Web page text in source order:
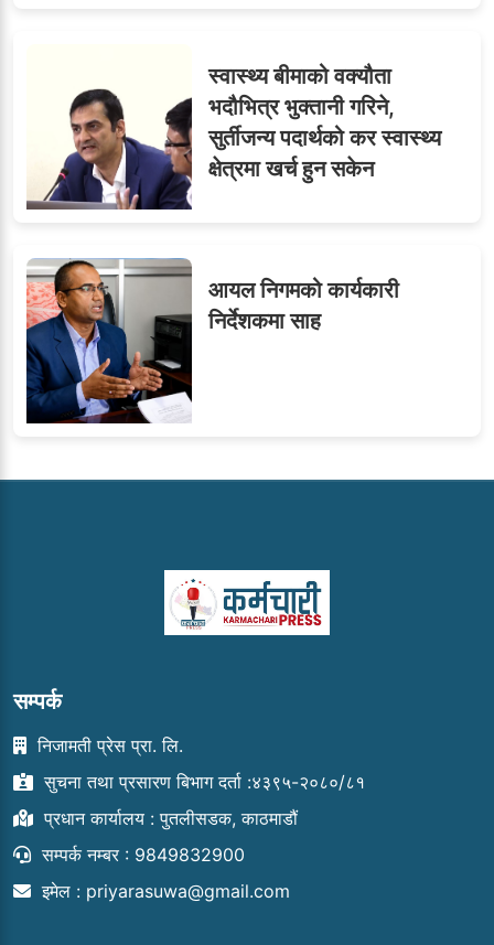
स्वास्थ्य बीमाको वक्यौता
भदौभित्र भुक्तानी गरिने,
सुर्तीजन्य पदार्थको कर स्वास्थ्य
क्षेत्रमा खर्च हुन सकेन
आयल निगमको कार्यकारी
निर्देशकमा साह
सम्पर्क
निजामती प्रेस प्रा. लि.
सुचना तथा प्रसारण बिभाग दर्ता :४३९५-२०८०/८१
प्रधान कार्यालय : पुतलीसडक, काठमाडौं
सम्पर्क नम्बर : 9849832900
इमेल : priyarasuwa@gmail.com